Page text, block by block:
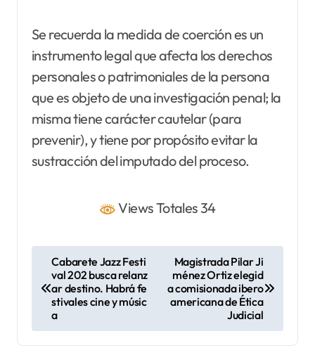
Se recuerda la medida de coerción es un
instrumento legal que afecta los derechos
personales o patrimoniales de la persona
que es objeto de una investigación penal; la
misma tiene carácter cautelar (para
prevenir), y tiene por propósito evitar la
sustracción del imputado del proceso.
Views Totales 34
e
g
Cabarete Jazz Festi
val 202 busca relanz
ar destino. Habrá fe
stivales cine y músic
a
Magistrada Pilar Ji
ménez Ortiz elegid
a comisionada ibero
americana de Ética
Judicial